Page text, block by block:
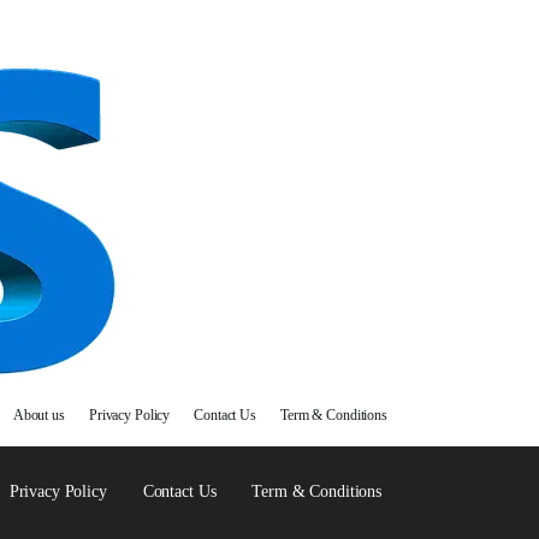
About us Privacy Policy Contact Us Term & Conditions
Privacy Policy Contact Us Term & Conditions